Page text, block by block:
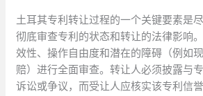
土耳其专利转让过程的一个关键要素是
彻底审查专利的状态和转让的法律影响
效性、操作自由度和潜在的障碍（例如
赔）进行全面审查。转让人必须披露与
诉讼或争议，而受让人应核实该专​​利信